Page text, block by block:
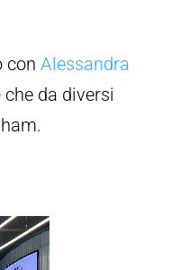
con Alessandra
che da diversi